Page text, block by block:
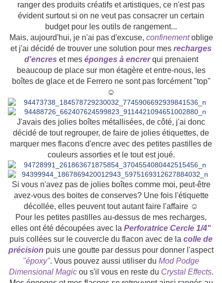
ranger des produits créatifs et artistiques, ce n'est pas
évident surtout si on ne veut pas consacrer un certain
budget pour les outils de rangement...
Mais, aujourd'hui, je n'ai pas d'excuse, confinementoblige
et j'ai décidé de trouver une solution pour mes recharges
d'encres et mes éponges à encrerqui prenaient
beaucoup de place sur mon étagère et entre-nous, les
boîtes de glace et de Ferrero ne sont pas forcément "top"
☺
J'avais des jolies boîtes métallisées, de côté, j'ai donc
décidé de tout regrouper, de faire de jolies étiquettes, de
marquer mes flacons d'encre avec des petites pastilles de
couleurs assorties et le tout est joué.
Si vous n'avez pas de jolies boîtes comme moi, peut-être
avez-vous des boites de conserves? Une fois l'étiquette
décollée, elles peuvent tout autant faire l'affaire ☺
Pour les petites pastilles au-dessus de mes recharges,
elles ont été découpées avec la Perforatrice Cercle 1/4"
puis collées sur le couvercle du flacon avec de la colle de
précision puis une goutte par dessus pour donner l'aspect
"époxy". Vous pouvez aussi utiliser du Mod Podge
Dimensional Magic ou s'il vous en reste du Crystal Effects.